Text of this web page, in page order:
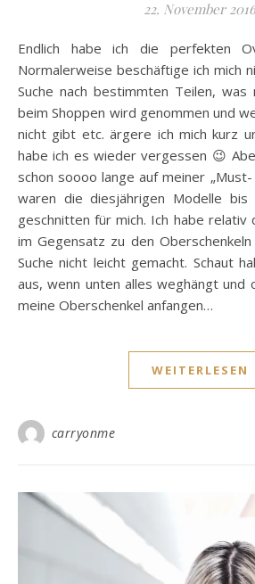
22. November 2016
Endlich habe ich die perfekten Overknees gefunden!
Normalerweise beschäftige ich mich
Suche nach bestimmten Teilen,
beim Shoppen wird genommen und
nicht gibt etc. ärgere ich mich kurz
habe ich es wieder vergessen 😉
schon soooo lange auf meiner
waren die diesjährigen Modelle
geschnitten für mich. Ich habe relativ
im Gegensatz zu den
Suche nicht leicht gemacht. Schaut
aus, wenn unten alles weghängt und
meine Oberschenkel anfangen…
WEITERLESEN
carryonme